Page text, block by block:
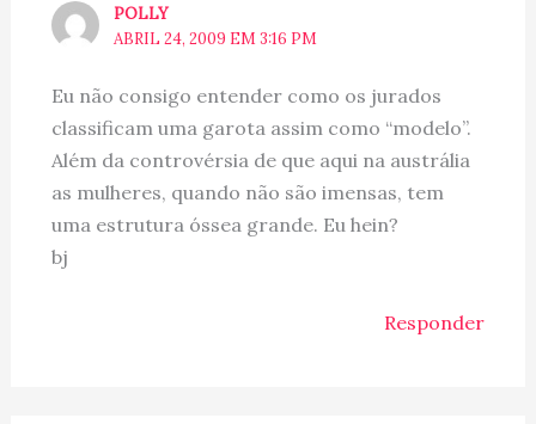
POLLY
ABRIL 24, 2009 EM 3:16 PM
Eu não consigo entender como os jurados
classificam uma garota assim como “modelo”.
Além da controvérsia de que aqui na austrália
as mulheres, quando não são imensas, tem
uma estrutura óssea grande. Eu hein?
bj
Responder